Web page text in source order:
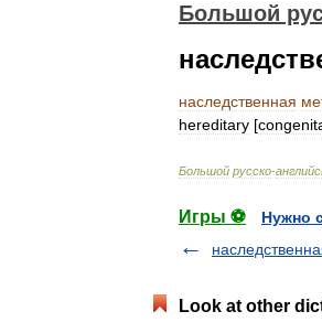
Большой
наследственная
hereditary [
Большой русско-
Игры ⚽
Нужно
Look at other